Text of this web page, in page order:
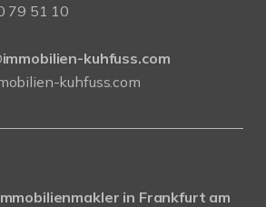
79 51 10
kuhfuss.com
kuhfuss.com
in Frankfurt am